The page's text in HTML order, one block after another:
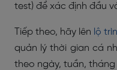
test) để xác định đầu
Tiếp theo, hãy lên lộ
quản lý thời gian cá
theo ngày, tuần,